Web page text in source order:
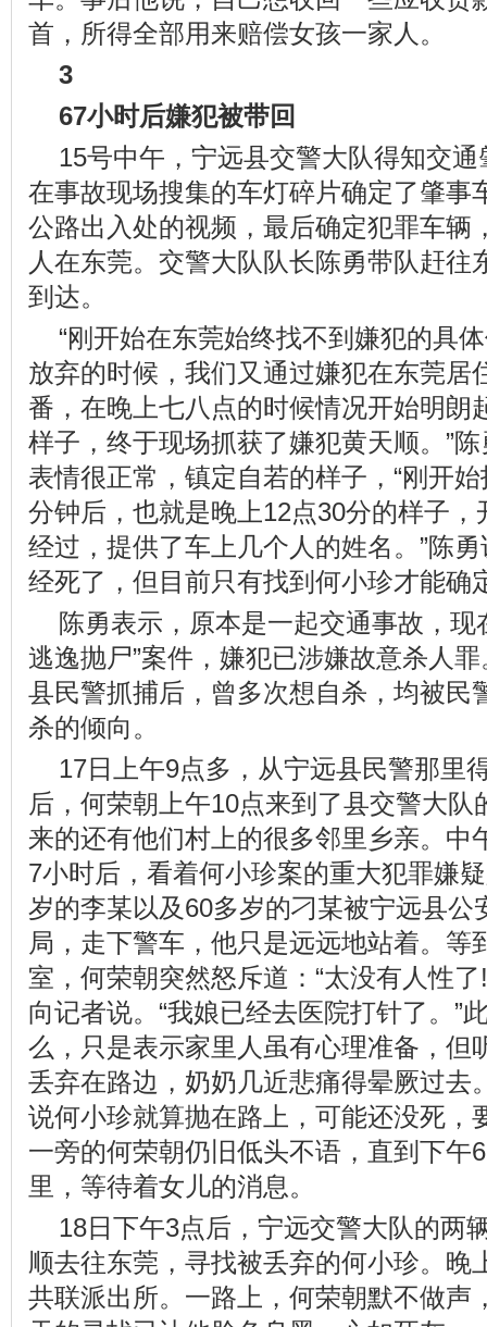
首，所得全部用来赔偿女孩一家人。
3
67小时后嫌犯被带回
15号中午，宁远县交警大队得知交
在事故现场搜集的车灯碎片确定了肇事
公路出入处的视频，最后确定犯罪车辆
人在东莞。交警大队队长陈勇带队赶往
到达。
“刚开始在东莞始终找不到嫌犯的具
放弃的时候，我们又通过嫌犯在东莞居
番，在晚上七八点的时候情况开始明朗
样子，终于现场抓获了嫌犯黄天顺。”
表情很正常，镇定自若的样子，“刚开
分钟后，也就是晚上12点30分的样子
经过，提供了车上几个人的姓名。”陈
经死了，但目前只有找到何小珍才能确
陈勇表示，原本是一起交通事故，现
逃逸抛尸”案件，嫌犯已涉嫌故意杀人
县民警抓捕后，曾多次想自杀，均被民
杀的倾向。
17日上午9点多，从宁远县民警那里
后，何荣朝上午10点来到了县交警大队
来的还有他们村上的很多邻里乡亲。中
7小时后，看着何小珍案的重大犯罪嫌
岁的李某以及60多岁的刁某被宁远县公
局，走下警车，他只是远远地站着。等
室，何荣朝突然怒斥道：“太没有人性
向记者说。“我娘已经去医院打针了。”
么，只是表示家里人虽有心理准备，但
丢弃在路边，奶奶几近悲痛得晕厥过去
说何小珍就算抛在路上，可能还没死，
一旁的何荣朝仍旧低头不语，直到下午
里，等待着女儿的消息。
18日下午3点后，宁远交警大队的两
顺去往东莞，寻找被丢弃的何小珍。晚
共联派出所。一路上，何荣朝默不做声